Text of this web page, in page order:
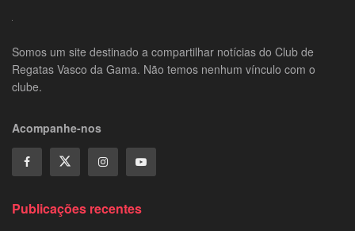
Somos um site destinado a compartilhar notícias do Club de
Regatas Vasco da Gama. Não temos nenhum vínculo com o
clube.
Acompanhe-nos
Publicações recentes